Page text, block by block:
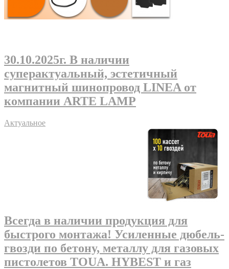
30.10.2025г. В наличии
суперактуальный, эстетичный
магнитный шинопровод LINEA от
компании ARTE LAMP
Актуальное
Всегда в наличии продукция для
быстрого монтажа! Усиленные дюбель-
гвозди по бетону, металлу для газовых
пистолетов TOUA. HYBEST и газ